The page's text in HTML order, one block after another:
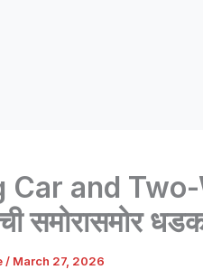
Car and
समोरासमोर
/ March 27, 2026